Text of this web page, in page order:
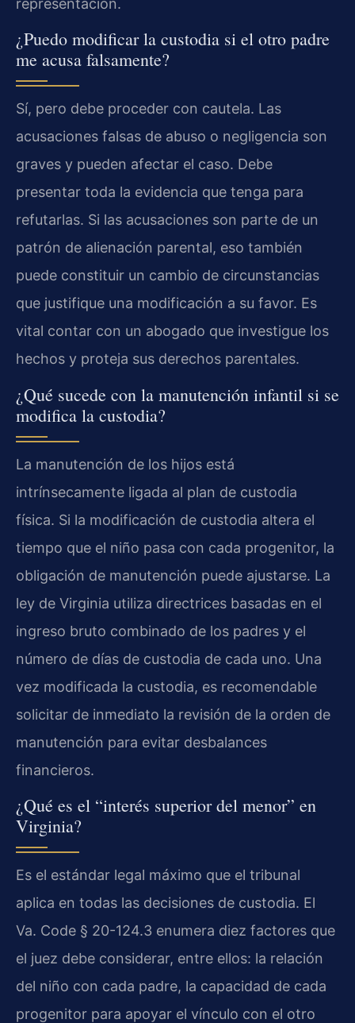
representación.
¿Puedo modificar la custodia si el otro padre
me acusa falsamente?
Sí, pero debe proceder con cautela. Las
acusaciones falsas de abuso o negligencia son
graves y pueden afectar el caso. Debe
presentar toda la evidencia que tenga para
refutarlas. Si las acusaciones son parte de un
patrón de alienación parental, eso también
puede constituir un cambio de circunstancias
que justifique una modificación a su favor. Es
vital contar con un abogado que investigue los
hechos y proteja sus derechos parentales.
¿Qué sucede con la manutención infantil si se
modifica la custodia?
La manutención de los hijos está
intrínsecamente ligada al plan de custodia
física. Si la modificación de custodia altera el
tiempo que el niño pasa con cada progenitor, la
obligación de manutención puede ajustarse. La
ley de Virginia utiliza directrices basadas en el
ingreso bruto combinado de los padres y el
número de días de custodia de cada uno. Una
vez modificada la custodia, es recomendable
solicitar de inmediato la revisión de la orden de
manutención para evitar desbalances
financieros.
¿Qué es el “interés superior del menor” en
Virginia?
Es el estándar legal máximo que el tribunal
aplica en todas las decisiones de custodia. El
Va. Code § 20-124.3 enumera diez factores que
el juez debe considerar, entre ellos: la relación
del niño con cada padre, la capacidad de cada
progenitor para apoyar el vínculo con el otro